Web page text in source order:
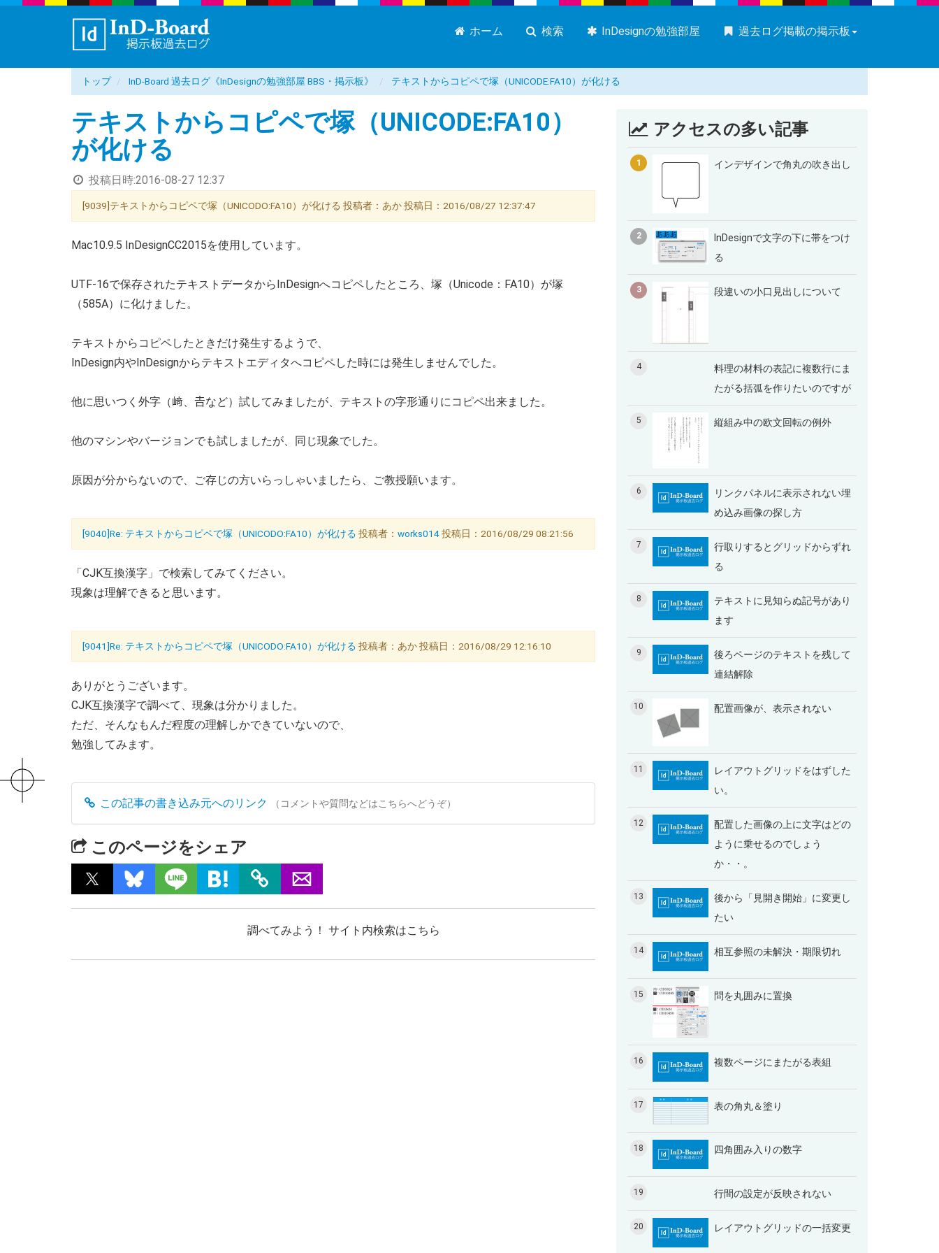
ホーム 検索 InDesignの勉強部屋 過去ログ掲載の掲示板
トップ InD-Board 過去ログ《InDesignの勉強部屋 BBS・掲示板》 テキストからコピペで塚（UNICODE:FA10）が化ける
テキストからコピペで塚（UNICODE:FA10）
が化ける
投稿日時:2016-08-27 12:37
[9039]テキストからコピペで塚（UNICODO:FA10）が化ける 投稿者：あか 投稿日：2016/08/27 12:37:47
Mac10.9.5 InDesignCC2015を使用しています。
UTF-16で保存されたテキストデータからInDesignへコピペしたところ、塚（Unicode：FA10）が塚
（585A）に化けました。
テキストからコピペしたときだけ発生するようで、
InDesign内やInDesignからテキストエディタへコピペした時には発生しませんでした。
他に思いつく外字（﨑、𠮷など）試してみましたが、テキストの字形通りにコピペ出来ました。
他のマシンやバージョンでも試しましたが、同じ現象でした。
原因が分からないので、ご存じの方いらっしゃいましたら、ご教授願います。
[9040]Re: テキストからコピペで塚（UNICODO:FA10）が化ける 投稿者： works014投稿日：2016/08/29 08:21:56
「CJK互換漢字」で検索してみてください。
現象は理解できると思います。
[9041]Re: テキストからコピペで塚（UNICODO:FA10）が化ける 投稿者：あか 投稿日：2016/08/29 12:16:10
ありがとうございます。
CJK互換漢字で調べて、現象は分かりました。
ただ、そんなもんだ程度の理解しかできていないので、
勉強してみます。
この記事の書き込み元へのリンク （コメントや質問などはこちらへどうぞ）
このページをシェア
調べてみよう！ サイト内検索はこちら
アクセスの多い記事
1 インデザインで角丸の吹き出し
2
InDesignで文字の下に帯をつけ
る
3 段違いの小口見出しについて
4
料理の材料の表記に複数行にま
たがる括弧を作りたいのですが
5 縦組み中の欧文回転の例外
6
リンクパネルに表示されない埋
め込み画像の探し方
7
行取りするとグリッドからずれ
る
8
テキストに見知らぬ記号があり
ます
9
後ろページのテキストを残して
連結解除
10 配置画像が、表示されない
11
レイアウトグリッドをはずした
い。
12
配置した画像の上に文字はどの
ように乗せるのでしょう
か・・。
13
後から「見開き開始」に変更し
たい
14 相互参照の未解決・期限切れ
15 問を丸囲みに置換
16 複数ページにまたがる表組
17 表の角丸＆塗り
18 四角囲み入りの数字
19 行間の設定が反映されない
20 レイアウトグリッドの一括変更